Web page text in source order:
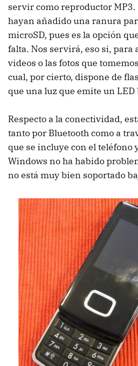
servir como reproductor MP3.
hayan añadido una ranura
microSD, pues es la opción
falta. Nos servirá, eso si, para
videos o las fotos que
cual, por cierto, dispone de
que una luz que emite un LED
Respecto a la conectividad,
tanto por Bluetooth como a
que se incluye con el teléfono
Windows no ha habido
no está muy bien soportado